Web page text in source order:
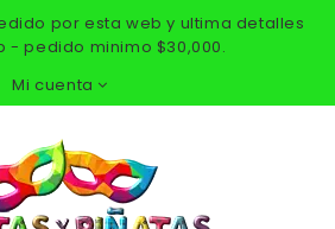
por esta web y ultima detalles
- pedido minimo $30,000.
Mi cuenta